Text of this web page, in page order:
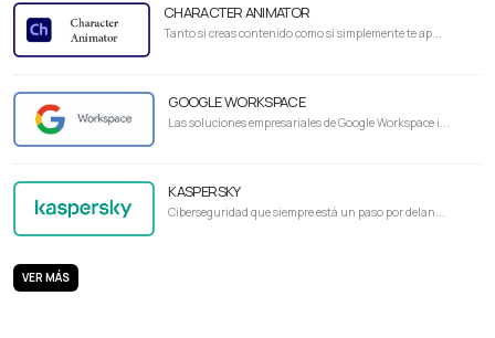
CHARACTER ANIMATOR
Tanto si creas contenido como si simplemente te ap...
GOOGLE WORKSPACE
Las soluciones empresariales de Google Workspace i...
KASPERSKY
Ciberseguridad que siempre está un paso por delan...
VER MÁS